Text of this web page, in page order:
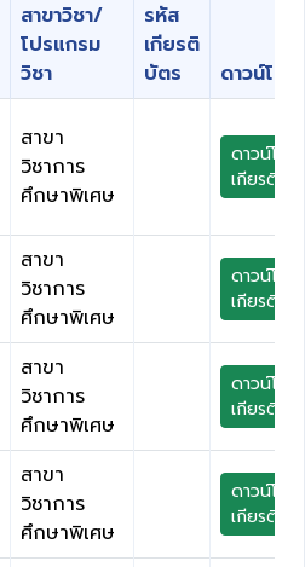
สาขาวิชา/
โปรแกรม
วิชา
รหัส
เกียรติ
บัตร
ดาวน์โหล
สาขา
วิชาการ
ศึกษาพิเศษ
ดาวน์โหล
เกียรติบัต
สาขา
วิชาการ
ศึกษาพิเศษ
ดาวน์โหล
เกียรติบัต
สาขา
วิชาการ
ศึกษาพิเศษ
ดาวน์โหล
เกียรติบัต
สาขา
วิชาการ
ศึกษาพิเศษ
ดาวน์โหล
เกียรติบัต